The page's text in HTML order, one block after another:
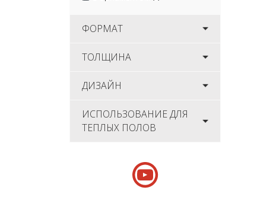
ФОРМАТ
ТОЛЩИНА
ДИЗАЙН
ИСПОЛЬЗОВАНИЕ ДЛЯ
ТЕПЛЫХ ПОЛОВ